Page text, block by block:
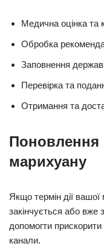
Медична оцінка та
Обробка
Заповнення
Перевірка та
Отримання та
Поновлення
марихуану
Якщо термін дії
закінчується або вже
допомогти прискорити
канали.